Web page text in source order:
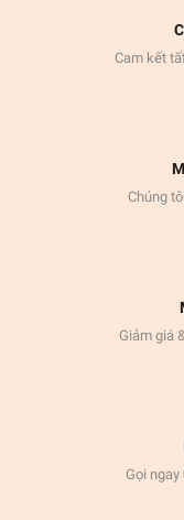
Cam kết
Chúng
Giảm giá
Gọi ngay